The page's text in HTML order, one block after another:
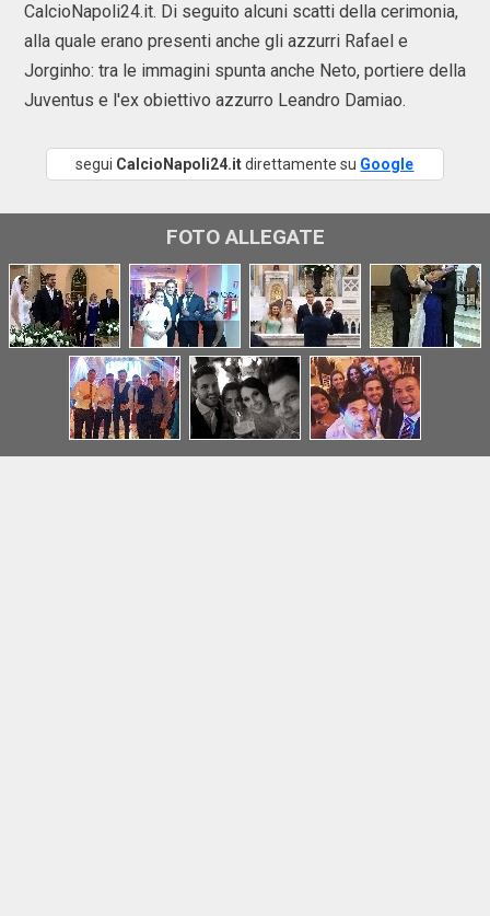
CalcioNapoli24.it. Di seguito alcuni scatti della cerimonia,
alla quale erano presenti anche gli azzurri Rafael e
Jorginho: tra le immagini spunta anche Neto, portiere della
Juventus e l'ex obiettivo azzurro Leandro Damiao.
segui CalcioNapoli24.itdirettamente su Google
FOTO ALLEGATE